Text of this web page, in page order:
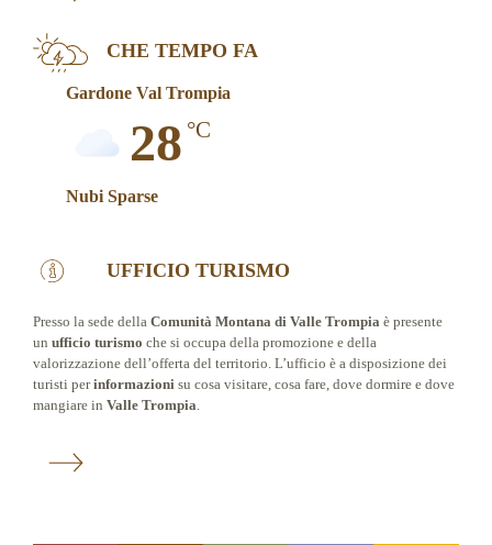
CHE TEMPO FA
Gardone Val Trompia
28 °C
Nubi Sparse
UFFICIO TURISMO
Presso la sede della Comunità Montana di Valle Trompia è presente
un ufficio turismo che si occupa della promozione e della
valorizzazione dell’offerta del territorio. L’ufficio è a disposizione dei
turisti perinformazioni su cosa visitare, cosa fare, dove dormire e dove
mangiare in Valle Trompia